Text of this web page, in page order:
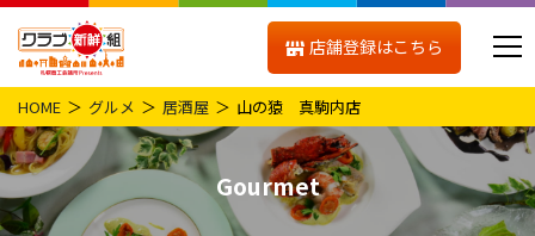
店舗登録はこちら
HOME グルメ 居酒屋 山の猿 真駒内店
Gourmet